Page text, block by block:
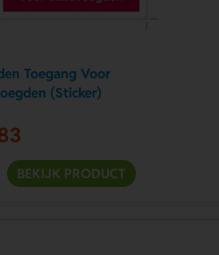
Toegang Voor
(Sticker)
BEKIJK PRODUCT